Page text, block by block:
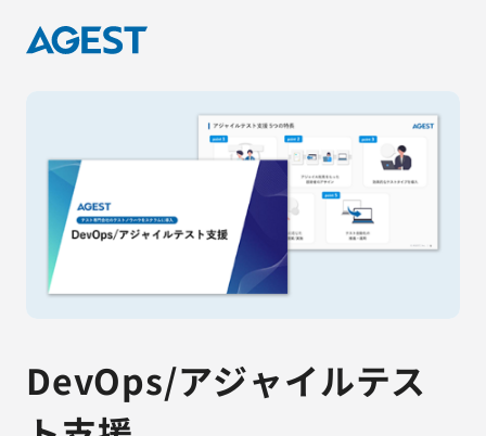
DevOps/アジャイルテス